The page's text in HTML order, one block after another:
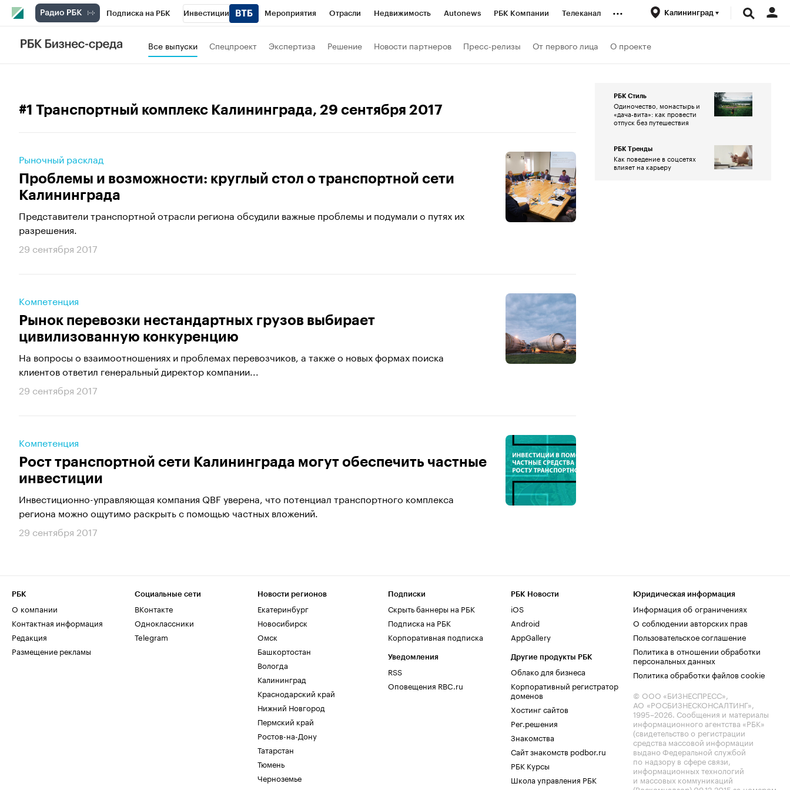
Подписка на РБК Инвестиции Мероприятия Отрасли Недвижимость Autonews РБК Компании Телеканал
РБК Вино
Экономика Бизнес Технологии и медиа
... Калининград
Все выпуски Спецпроект Экспертиза Решение Новости партнеров Пресс-релизы От первого лица О проекте
#1 Транспортный комплекс Калининграда, 29 сентября 2017
Рыночный расклад
Проблемы и возможности: круглый стол о транспортной сети
Калининграда
Представители транспортной отрасли региона обсудили важные проблемы и подумали о путях их
разрешения.
29 сентября 2017
Компетенция
Рынок перевозки нестандартных грузов выбирает
цивилизованную конкуренцию
На вопросы о взаимоотношениях и проблемах перевозчиков, а также о новых формах поиска
клиентов ответил генеральный директор компании...
29 сентября 2017
Компетенция
Рост транспортной сети Калининграда могут обеспечить частные
инвестиции
Инвестиционно-управляющая компания QBF уверена, что потенциал транспортного комплекса
региона можно ощутимо раскрыть с помощью частных вложений.
29 сентября 2017
РБК Стиль
Одиночество, монастырь и
«дача-вита»: как провести
отпуск без путешествия
РБК Тренды
Как поведение в соцсетях
влияет на карьеру
РБК
О компании
Контактная информация
Редакция
Размещение рекламы
Социальные сети
ВКонтакте
Одноклассники
Telegram
Новости регионов
Екатеринбург
Новосибирск
Омск
Башкортостан
Вологда
Калининград
Краснодарский край
Нижний Новгород
Пермский край
Ростов-на-Дону
Татарстан
Тюмень
Черноземье
Подписки
Скрыть баннеры на РБК
Подписка на РБК
Корпоративная подписка
Уведомления
RSS
Оповещения RBC.ru
РБК Новости
iOS
Android
AppGallery
Другие продукты РБК
Облако для бизнеса
Корпоративный регистратор
доменов
Хостинг сайтов
Рег.решения
Знакомства
Сайт знакомств podbor.ru
РБК Курсы
Школа управления РБК
Юридическая информация
Информация об ограничениях
О соблюдении авторских прав
Пользовательское соглашение
Политика в отношении обработки
персональных данных
Политика обработки файлов cookie
© ООО «БИЗНЕСПРЕСС»,
АО «РОСБИЗНЕСКОНСАЛТИНГ»,
1995–2026. Сообщения и материалы
информационного агентства «РБК»
(свидетельство о регистрации
средства массовой информации
выдано Федеральной службой
по надзору в сфере связи,
информационных технологий
и массовых коммуникаций